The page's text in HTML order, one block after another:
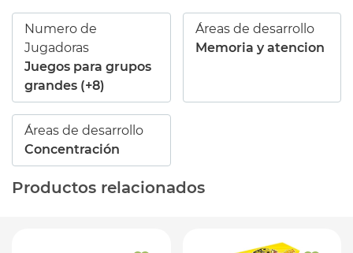
Numero de
Jugadoras
Juegos para grupos
grandes (+8)
Áreas de desarrollo
Memoria y atencion
Áreas de desarrollo
Concentración
Productos relacionados